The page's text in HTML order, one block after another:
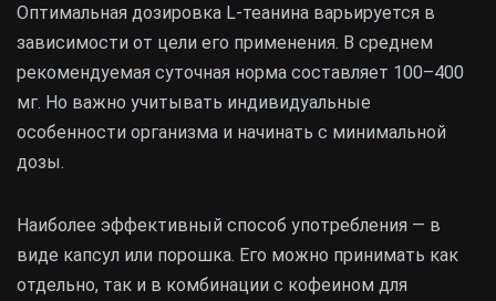
Оптимальная дозировка L-теанина варьируется в
зависимости от цели его применения. В среднем
рекомендуемая суточная норма составляет 100–400
мг. Но важно учитывать индивидуальные
особенности организма и начинать с минимальной
дозы.
Наиболее эффективный способ употребления — в
виде капсул или порошка. Его можно принимать как
отдельно, так и в комбинации с кофеином для